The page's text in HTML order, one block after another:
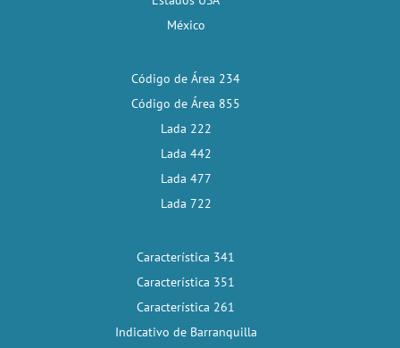
México
Código de Área 234
Código de Área 855
Lada 222
Lada 442
Lada 477
Lada 722
Característica 341
Característica 351
Característica 261
Indicativo de Barranquilla